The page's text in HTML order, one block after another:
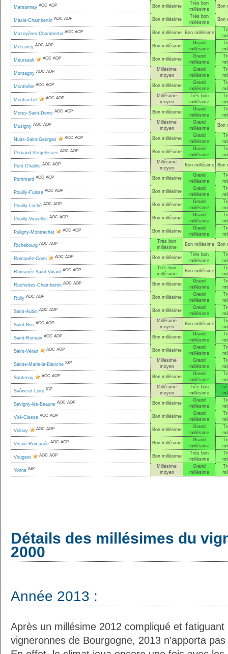
Marsannay AOC AOP Bon millésime
Très bon
millésime
Bon
Mazis-Chambertin AOC AOP Bon millésime
Très bon
millésime
Bon
Mazoyères-Chambertin AOC AOP Bon millésime Bon millésime
Mercurey AOC AOP Bon millésime
Grand
millésime
Meursault AOC AOP Bon millésime
Grand
millésime
Montagny AOC AOP
Millésime
moyen
Grand
millésime
Monthélie AOC AOP Bon millésime
Grand
millésime
Montrachet AOC AOP
Millésime
moyen
Très bon
millésime
Morey-Saint-Denis AOC AOP Bon millésime
Grand
millésime
Musigny AOC AOP
Millésime
moyen
Grand
millésime
Bon
Nuits-Saint-Georges AOC AOP Bon millésime
Grand
millésime
Pernand-Vergelesses AOC AOP Bon millésime
Grand
millésime
Petit Chablis AOC AOP
Millésime
moyen
Bon millésime Bon
Pommard AOC AOP Bon millésime
Grand
millésime
Pouilly-Fuissé AOC AOP Bon millésime
Grand
millésime
Pouilly-Loché AOC AOP Bon millésime
Grand
millésime
Pouilly-Vinzelles AOC AOP Bon millésime
Grand
millésime
Puligny-Montrachet AOC AOP Bon millésime
Grand
millésime
Richebourg AOC AOP
Très bon
millésime
Bon millésime Bon
Romanée-Conti AOC AOP Bon millésime
Très bon
millésime
Romanée-Saint-Vivant AOC AOP
Très bon
millésime
Bon millésime
Ruchottes-Chambertin AOC AOP Bon millésime
Grand
millésime
Rully AOC AOP Bon millésime
Grand
millésime
Saint-Aubin AOC AOP Bon millésime
Grand
millésime
Saint-Bris AOC AOP
Millésime
moyen
Bon millésime
Saint-Romain AOC AOP Bon millésime
Grand
millésime
Saint-Véran AOC AOP Bon millésime
Grand
millésime
Sainte-Marie-la-Blanche IGP
Millésime
moyen
Grand
millésime
Santenay AOC AOP Bon millésime
Grand
millésime
Saône-et-Loire IGP
Millésime
moyen
Très bon
millésime
Savigny-lès-Beaune AOC AOP Bon millésime
Grand
millésime
Viré-Clessé AOC AOP Bon millésime
Grand
millésime
Volnay AOC AOP Bon millésime
Grand
millésime
Vosne-Romanée AOC AOP Bon millésime
Grand
millésime
Vougeot AOC AOP Bon millésime
Très bon
millésime
Yonne IGP
Millésime
moyen
Grand
millésime
Détails des millésimes du
2000
Année 2013 :
Après un millésime 2012 compliqué et
vigneronnes de Bourgogne, 2013 n'apporta